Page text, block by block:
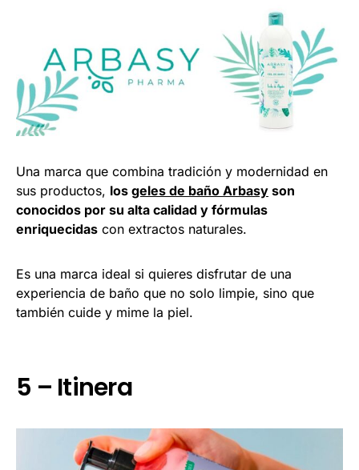
Una marca que combina tradición y modernidad en
sus productos, los geles de baño Arbasy son
conocidos por su alta calidad y fórmulas
enriquecidas con extractos naturales.
Es una marca ideal si quieres disfrutar de una
experiencia de baño que no solo limpie, sino que
también cuide y mime la piel.
5 – Itinera